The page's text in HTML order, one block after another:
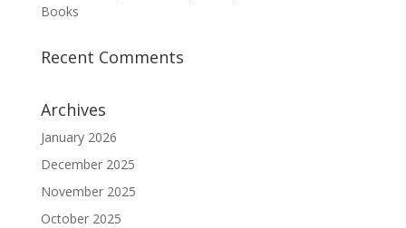
Books
Recent Comments
Archives
January 2026
December 2025
November 2025
October 2025